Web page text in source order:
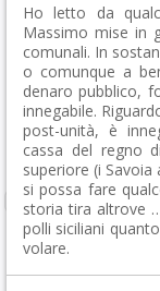
Ho letto da
Massimo mise in
comunali. In
o comunque a
denaro pubblico,
innegabile.
post-unità, è
cassa del regno
superiore (i
si possa fare
storia tira altrove
polli siciliani
volare.